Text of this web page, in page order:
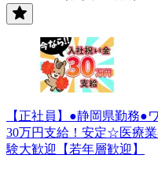
【正社員】●静岡県勤務
30万円支給！安定☆医療
験大歓迎【若年層歓迎】